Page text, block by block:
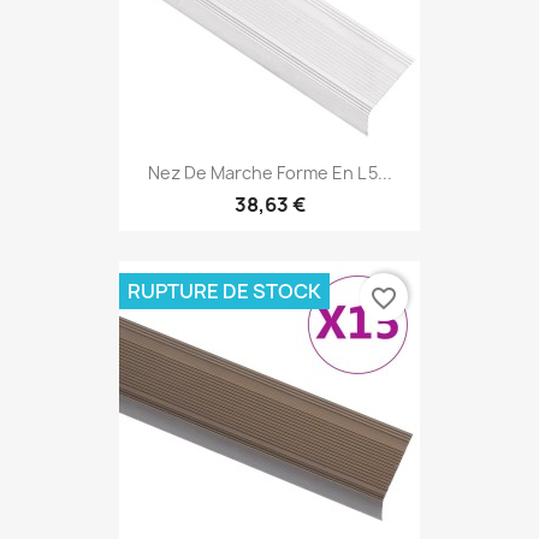
Nez De Marche Forme En L 5...
38,63 €
RUPTURE DE STOCK favorite_border